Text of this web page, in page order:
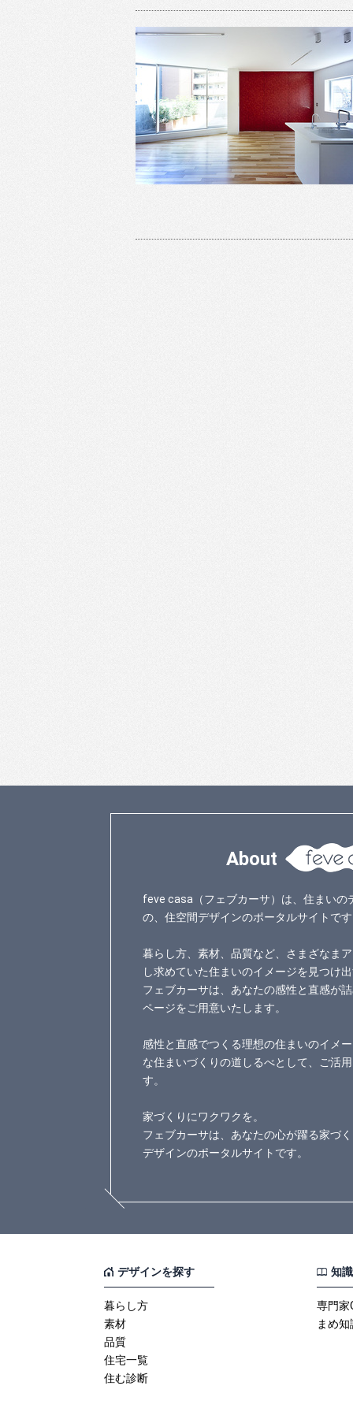
About
feve casa（フェブカーサ）は、住まいの
の、住空間デザインのポータルサイトで
暮らし方、素材、品質など、さまざなま
し求めていた住まいのイメージを見つけ
フェブカーサは、あなたの感性と直感が
ページをご用意いたします。
感性と直感でつくる理想の住まいのイメ
な住まいづくりの道しるべとして、ご活
す。
家づくりにワクワクを。
フェブカーサは、あなたの心が躍る家づ
デザインのポータルサイトです。
デザインを探す
暮らし方
素材
品質
住宅一覧
住む診断
知
専門家
まめ知